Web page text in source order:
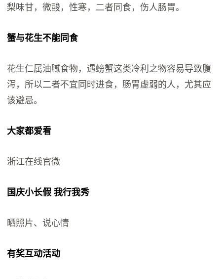
梨味甘，微酸，性寒，二者同食，伤人肠胃。
蟹与花生不能同食
花生仁属油腻食物，遇螃蟹这类冷利之物容易导致腹
泻，所以二者不宜同时进食，肠胃虚弱的人，尤其应
该避忌。
大家都爱看
浙江在线官微
国庆小长假 我行我秀
晒照片、说心情
有奖互动活动